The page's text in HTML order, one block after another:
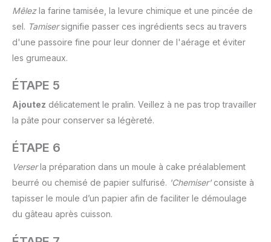
Mêlezla farine tamisée, la levure chimique et une pincée de
sel. Tamisersignifie passer ces ingrédients secs au travers
d'une passoire fine pour leur donner de l'aérage et éviter
les grumeaux.
ÉTAPE 5
Ajoutez délicatement le pralin. Veillez à ne pas trop travailler
la pâte pour conserver sa légèreté.
ÉTAPE 6
Verserla préparation dans un moule à cake préalablement
beurré ou chemisé de papier sulfurisé. 'Chemiser'consiste à
tapisser le moule d’un papier afin de faciliter le démoulage
du gâteau après cuisson.